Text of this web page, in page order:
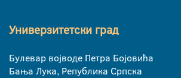
Универзитетски град
Булевар војводе Петра Бојовића
Бања Лука, Република Српска